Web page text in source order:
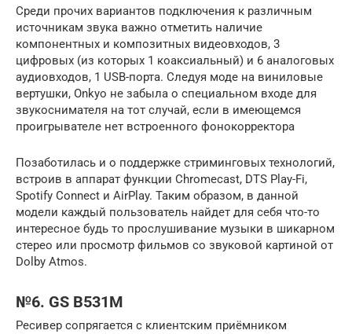
Среди прочих вариантов подключения к различным
источникам звука важно отметить наличие
компонентных и композитных видеовходов, 3
цифровых (из которых 1 коаксиальный) и 6 аналоговых
аудиовходов, 1 USB-порта. Следуя моде на виниловые
вертушки, Onkyo не забыла о специальном входе для
звукоснимателя на тот случай, если в имеющемся
проигрывателе нет встроенного фонокорректора
Позаботилась и о поддержке стриминговых технологий,
встроив в аппарат функции Chromecast, DTS Play-Fi,
Spotify Connect и AirPlay. Таким образом, в данной
модели каждый пользователь найдет для себя что-то
интересное будь то прослушивание музыки в шикарном
стерео или просмотр фильмов со звуковой картиной от
Dolby Atmos.
№6. GS B531M
Ресивер сопрягается с клиентским приёмником